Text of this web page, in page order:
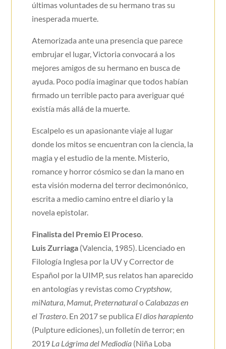
últimas voluntades de su hermano tras su
inesperada muerte.
Atemorizada ante una presencia que parece
embrujar el lugar, Victoria convocará a los
mejores amigos de su hermano en busca de
ayuda. Poco podía imaginar que todos habían
firmado un terrible pacto para averiguar qué
existía más allá de la muerte.
Escalpelo es un apasionante viaje al lugar
donde los mitos se encuentran con la ciencia, la
magia y el estudio de la mente. Misterio,
romance y horror cósmico se dan la mano en
esta visión moderna del terror decimonónico,
escrita a medio camino entre el diario y la
novela epistolar.
Finalista del Premio El Proceso.
Luis Zurriaga (Valencia, 1985). Licenciado en
Filología Inglesa por la UV y Corrector de
Español por la UIMP, sus relatos han aparecido
en antologías y revistas comoCryptshow,
miNatura, Mamut, PreternaturaloCalabazas en
el Trastero. En 2017 se publica El dios harapiento
(Pulpture ediciones), un folletín de terror; en
2019 La Lágrima del Mediodía (Niña Loba